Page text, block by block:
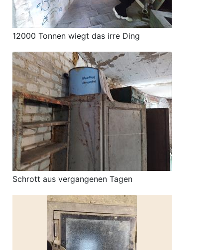
12000 Tonnen wiegt das irre Ding
Schrott aus vergangenen Tagen